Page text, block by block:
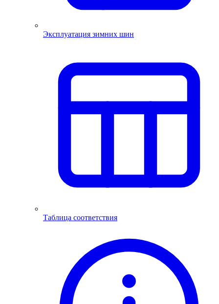
Эксплуатация зимних шин
Таблица соответствия